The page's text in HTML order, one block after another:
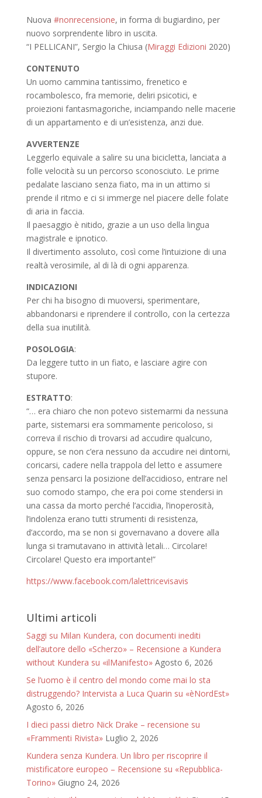
Nuova #nonrecensione, in forma di bugiardino, per
nuovo sorprendente libro in uscita.
“I PELLICANI”, Sergio la Chiusa (Miraggi Edizioni 2020)
CONTENUTO
Un uomo cammina tantissimo, frenetico e
rocambolesco, fra memorie, deliri psicotici, e
proiezioni fantasmagoriche, inciampando nelle macerie
di un appartamento e di un’esistenza, anzi due.
AVVERTENZE
Leggerlo equivale a salire su una bicicletta, lanciata a
folle velocità su un percorso sconosciuto. Le prime
pedalate lasciano senza fiato, ma in un attimo si
prende il ritmo e ci si immerge nel piacere delle folate
di aria in faccia.
Il paesaggio è nitido, grazie a un uso della lingua
magistrale e ipnotico.
Il divertimento assoluto, così come l’intuizione di una
realtà verosimile, al di là di ogni apparenza.
INDICAZIONI
Per chi ha bisogno di muoversi, sperimentare,
abbandonarsi e riprendere il controllo, con la certezza
della sua inutilità.
POSOLOGIA:
Da leggere tutto in un fiato, e lasciare agire con
stupore.
ESTRATTO:
“… era chiaro che non potevo sistemarmi da nessuna
parte, sistemarsi era sommamente pericoloso, si
correva il rischio di trovarsi ad accudire qualcuno,
oppure, se non c’era nessuno da accudire nei dintorni,
coricarsi, cadere nella trappola del letto e assumere
senza pensarci la posizione dell’accidioso, entrare nel
suo comodo stampo, che era poi come stendersi in
una cassa da morto perché l’accidia, l’inoperosità,
l’indolenza erano tutti strumenti di resistenza,
d’accordo, ma se non si governavano a dovere alla
lunga si tramutavano in attività letali… Circolare!
Circolare! Questo era importante!”
https://www.facebook.com/lalettricevisavis
Ultimi articoli
Saggi su Milan Kundera, con documenti inediti
dell’autore dello «Scherzo» – Recensione a Kundera
without Kundera su «ilManifesto» Agosto 6, 2026
Se l’uomo è il centro del mondo come mai lo sta
distruggendo? Intervista a Luca Quarin su «èNordEst»
Agosto 6, 2026
I dieci passi dietro Nick Drake – recensione su
«Frammenti Rivista» Luglio 2, 2026
Kundera senza Kundera. Un libro per riscoprire il
mistificatore europeo – Recensione su «Repubblica-
Torino» Giugno 24, 2026